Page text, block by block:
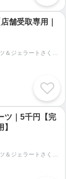
舗受取専用｜
ツ｜5千円【完
【公式】フルーツ＆ジェラートさくらじま